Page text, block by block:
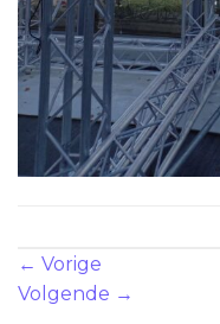
← Vorige
Volgende →